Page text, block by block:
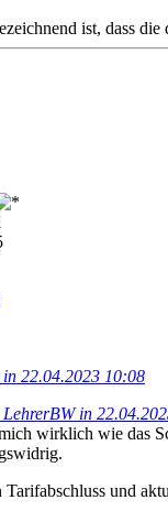
ist, dass
22.04.2023 10:08
in
wirklich wie das
Tarifabschluss und